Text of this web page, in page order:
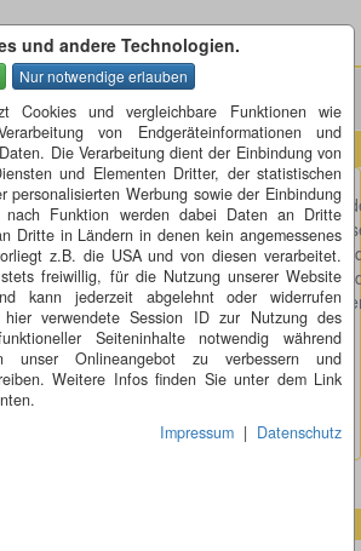
und andere Technologien.
Cookies und vergleichbare Funktionen wie
von Endgeräteinformationen und
Die Verarbeitung dient der Einbindung von
und Elementen Dritter, der statistischen
personalisierten Werbung sowie der Einbindung
nach Funktion werden dabei Daten an Dritte
Dritte in Ländern in denen kein angemessenes
z.B. die USA und von diesen verarbeitet.
freiwillig, für die Nutzung unserer Website
kann jederzeit abgelehnt oder widerrufen
verwendete Session ID zur Nutzung des
Seiteninhalte notwendig während
unser Onlineangebot zu verbessern und
Weitere Infos finden Sie unter dem Link
Impressum | Datenschutz
halbe Gast
15.37 Uhr verlassen von allen
Person das Cafe. Nach 35 Minuten
und eine halbe Person das Cafe. Als
Cafe schließen will, verlassen nochmals
das Cafe. Es bleiben nur noch die
viele Gäste saßen zu beginn im Cafe?
hier auf den Banner klicken: